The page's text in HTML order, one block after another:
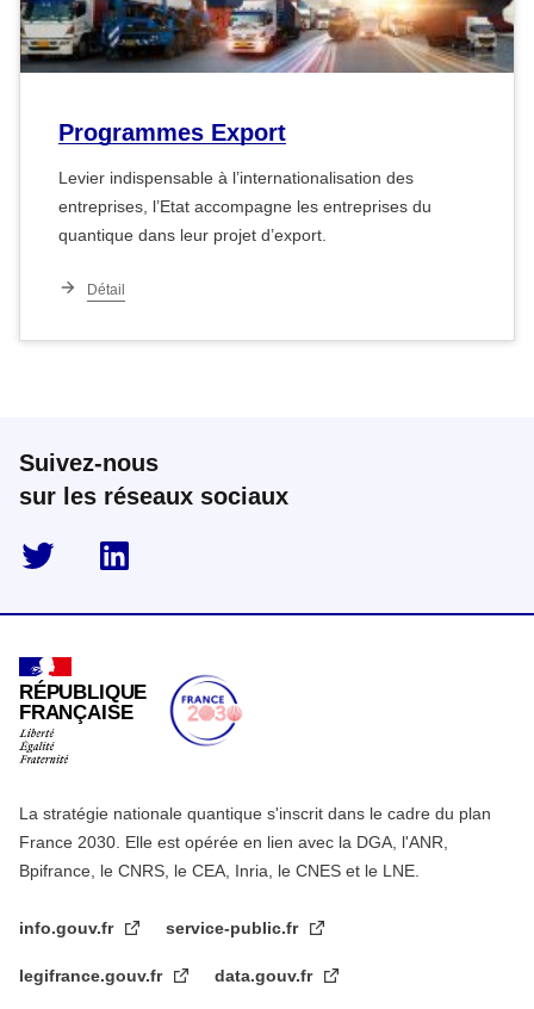
Programmes Export
Levier indispensable à l’internationalisation des
entreprises, l’Etat accompagne les entreprises du
quantique dans leur projet d’export.
Détail
Suivez-nous
sur les réseaux sociaux
twitter
RÉPUBLIQUE
FRANÇAISE
La stratégie nationale quantique s'inscrit dans le cadre du plan
France 2030. Elle est opérée en lien avec la DGA, l'ANR,
Bpifrance, le CNRS, le CEA, Inria, le CNES et le LNE.
info.gouv.fr service-public.fr
legifrance.gouv.fr data.gouv.fr